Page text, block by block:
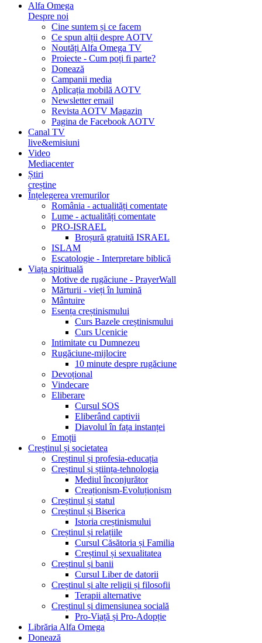
Alfa Omega
Despre noi
Cine suntem și ce facem
Ce spun alții despre AOTV
Noutăți Alfa Omega TV
Proiecte - Cum poți fi parte?
Donează
Campanii media
Aplicația mobilă AOTV
Newsletter email
Revista AOTV Magazin
Pagina de Facebook AOTV
Canal TV
live&emisiuni
Video
Mediacenter
Știri
creștine
Înțelegerea vremurilor
România - actualități comentate
Lume - actualități comentate
PRO-ISRAEL
Broșură gratuită ISRAEL
ISLAM
Escatologie - Interpretare biblică
Viața spirituală
Motive de rugăciune - PrayerWall
Mărturii - vieți în lumină
Mântuire
Esența creștinismului
Curs Bazele creștinismului
Curs Ucenicie
Intimitate cu Dumnezeu
Rugăciune-mijlocire
10 minute despre rugăciune
Devoțional
Vindecare
Eliberare
Cursul SOS
Eliberând captivii
Diavolul în fața instanței
Emoții
Creștinul și societatea
Creștinul și profesia-educația
Creștinul și știința-tehnologia
Mediul înconjurător
Creaționism-Evoluționism
Creștinul și statul
Creștinul și Biserica
Istoria creștinismului
Creștinul și relațiile
Cursul Căsătoria și Familia
Creștinul și sexualitatea
Creștinul și banii
Cursul Liber de datorii
Creștinul și alte religii și filosofii
Terapii alternative
Creștinul și dimensiunea socială
Pro-Viață și Pro-Adopție
Librăria Alfa Omega
Donează